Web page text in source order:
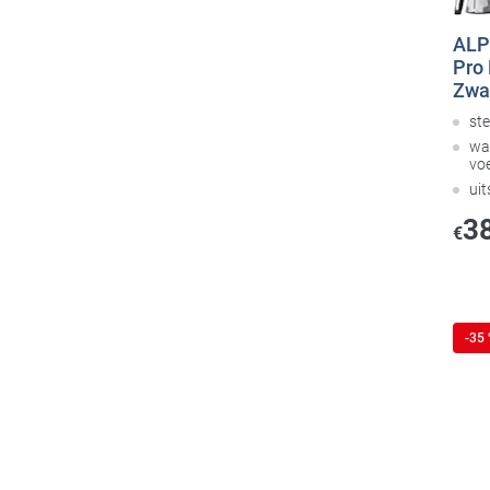
Pro
€
-35